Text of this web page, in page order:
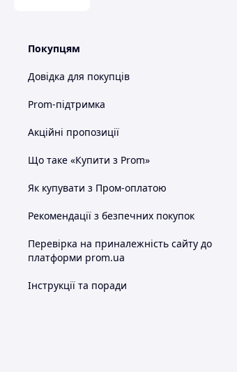
Покупцям
Довідка для покупців
Prom-підтримка
Акційні пропозиції
Що таке «Купити з Prom»
Як купувати з Пром-оплатою
Рекомендації з безпечних покупок
Перевірка на приналежність сайту до
платформи prom.ua
Інструкції та поради